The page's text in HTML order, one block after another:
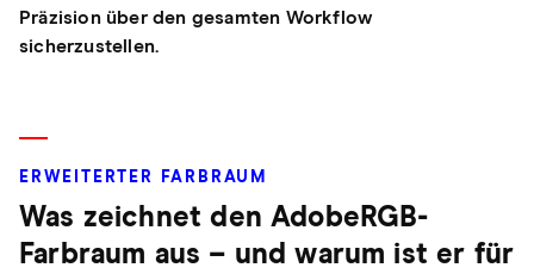
Präzision über den gesamten Workflow
sicherzustellen.
ERWEITERTER FARBRAUM
Was zeichnet den AdobeRGB-
Farbraum aus – und warum ist er für